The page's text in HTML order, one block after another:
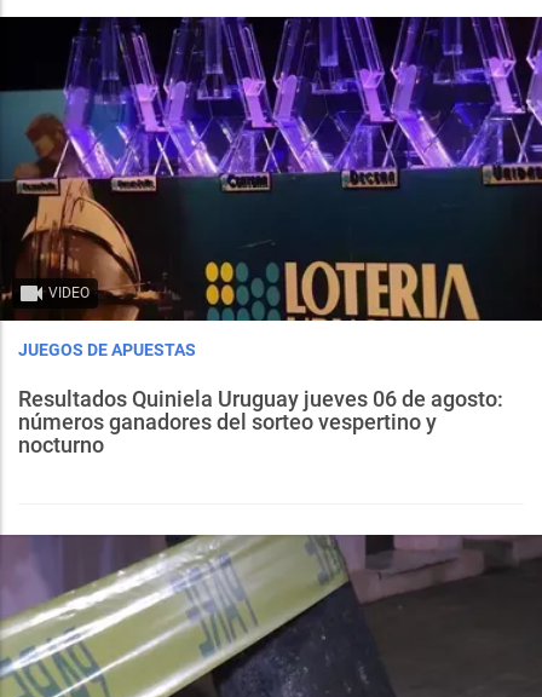
VIDEO
JUEGOS DE APUESTAS
Resultados Quiniela Uruguay jueves 06 de agosto:
números ganadores del sorteo vespertino y
nocturno